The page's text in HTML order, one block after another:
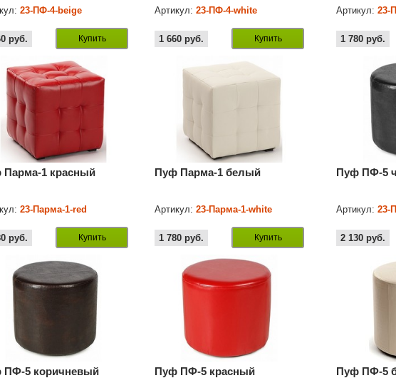
23-ПФ-4-beige
руб. Купить
Артикул: 23-ПФ-4-white
1 660 руб. Купить
Артикул: 23-
1 780 руб.
Парма-1 красный
23-Парма-1-red
руб. Купить
Пуф Парма-1 белый
Артикул: 23-Парма-1-white
1 780 руб. Купить
Пуф ПФ-5
Артикул: 23-
2 130 руб.
ПФ-5 коричневый Пуф ПФ-5 красный Пуф ПФ-5